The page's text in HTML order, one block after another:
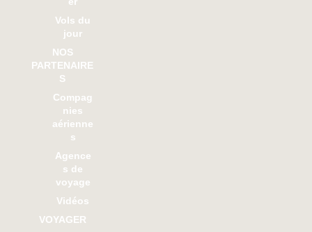
Vols du
jour
NOS
PARTENAIRE
S
Compag
nies
aérienne
s
Agence
s de
voyage
Vidéos
VOYAGER